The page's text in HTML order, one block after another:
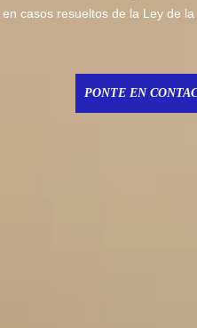
en casos resueltos de la Ley de
PONTE EN